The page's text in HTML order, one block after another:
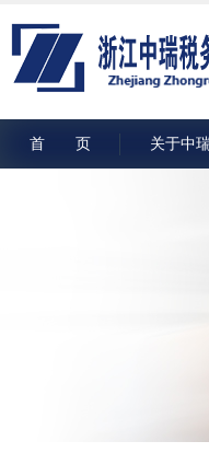
首 页 关于中